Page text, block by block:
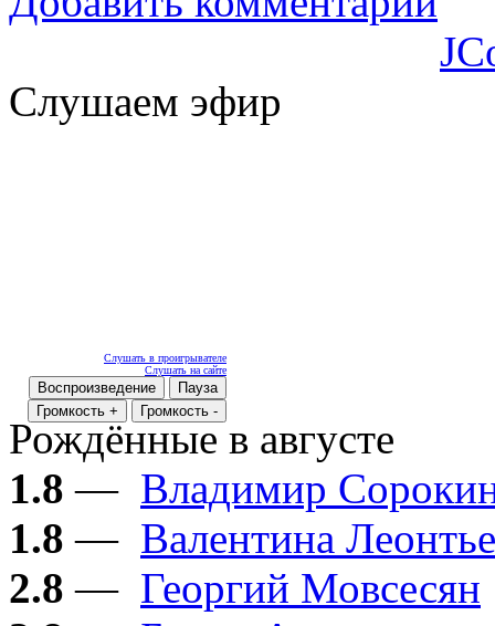
Слушаем эфир
Слушать в проигрывателе
Слушать на сайте
Воспроизведение
Пауза
Громкость +
Громкость -
Рождённые в августе
1.8 — Владимир
1.8 — Валентина
2.8 — Георгий Мовсесян